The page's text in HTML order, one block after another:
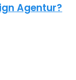
Agentur?